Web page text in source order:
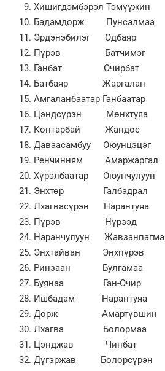
Хишигдэмбэрэл Тэмүүжин
Бадамдорж Пунсалмаа
Эрдэнэбилэг Одбаяр
Пүрэв Батчимэг
Ганбат Очирбат
Батбаяр Жаргалан
Амгаланбаатар Ганбаатар
Цэндсүрэн Мөнхтуяа
Контарбай Жандос
Даваасамбуу Оюунцэцэг
Ренчинням Амаржаргал
Хүрэлбаатар Оюунчулуун
Энхтөр Галбадрал
Лхагвасүрэн Нарантуяа
Пүрэв Нүрзэд
Наранчулуун Жавзанпагма
Энхтайван Энхпүрэв
Ринзаан Булгамаа
Буянаа Ган-Очир
Ишбадам Нарантуяа
Дорж Амартүвшин
Лхагва Болормаа
Цэнджав Чинбат
Дүгэржав Болорсүрэн